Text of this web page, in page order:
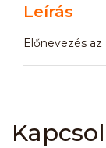
Leírás
Előnevezés az